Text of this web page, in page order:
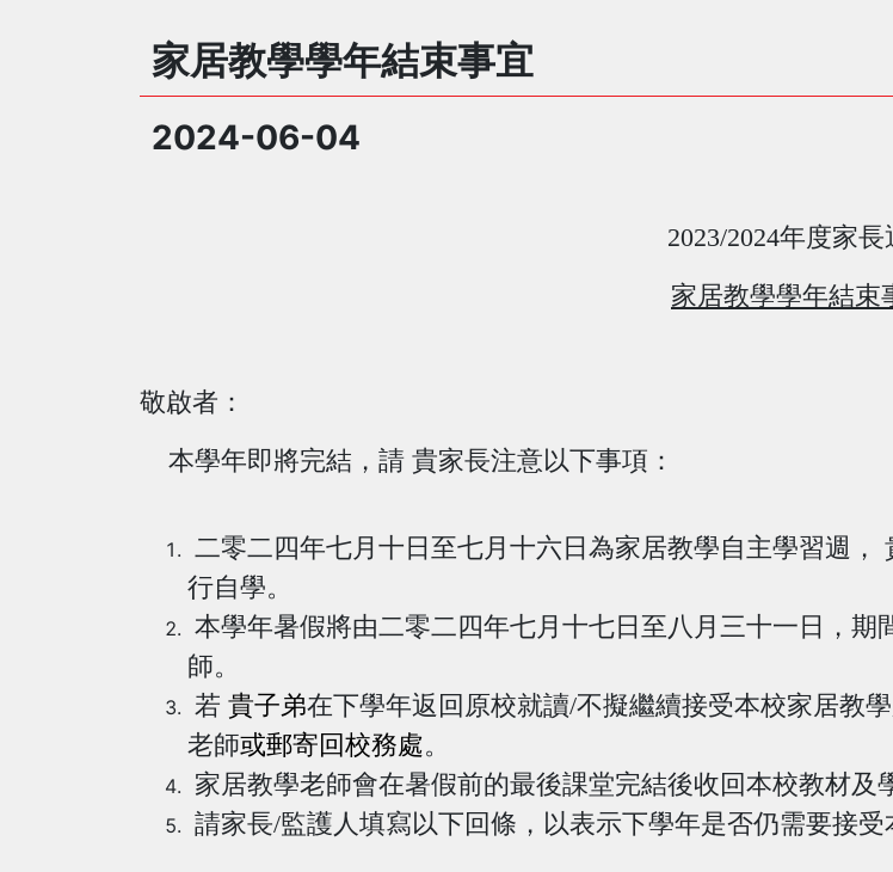
家居教學學年結束事宜
2024-06-04
2023/2024年度家長
家居教學學年結束
敬啟者：
本學年即將完結，請 貴家長注意以下事項：
二零二四年七月十日至七月十六日為家居教學自主學習週
行自學。
本學年暑假將由二零二四年七月十七日至八月三十一日，
師。
若 貴子弟在下學年返回原校就讀/不擬繼續接受本校家居教
老師或郵寄回校務處。
家居教學老師會在暑假前的最後課堂完結後收回本校教材及
請家長/監護人填寫以下回條，以表示下學年是否仍需要接受